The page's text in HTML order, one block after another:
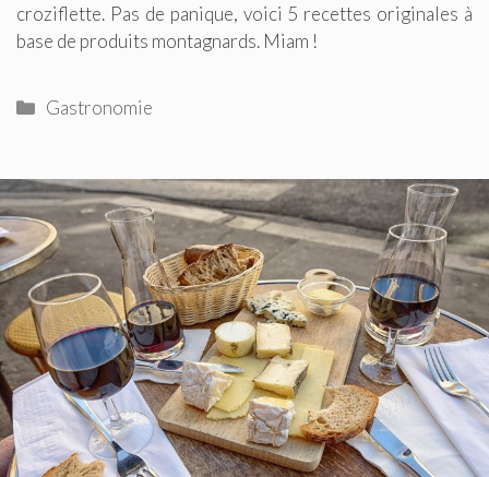
croziflette. Pas de panique, voici 5 recettes originales à
base de produits montagnards. Miam !
Catégories
Gastronomie